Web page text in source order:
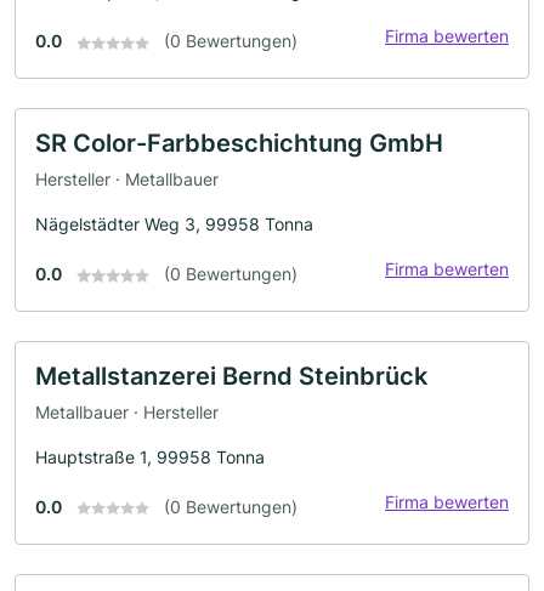
0.0 (0 Bewertungen) Firma bewerten
SR Color-Farbbeschichtung GmbH
Hersteller · Metallbauer
Nägelstädter Weg 3, 99958 Tonna
0.0 (0 Bewertungen) Firma bewerten
Metallstanzerei Bernd Steinbrück
Metallbauer · Hersteller
Hauptstraße 1, 99958 Tonna
0.0 (0 Bewertungen) Firma bewerten